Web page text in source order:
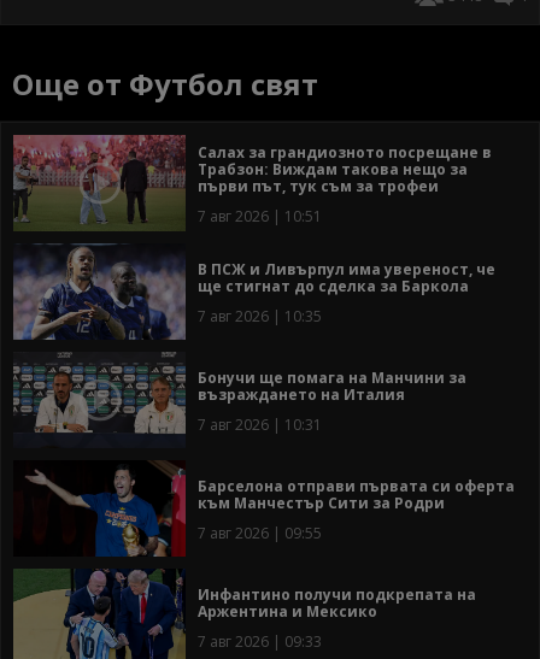
Още от Футбол свят
Салах за грандиозното посрещане в
Трабзон: Виждам такова нещо за
първи път, тук съм за трофеи
7 авг 2026 | 10:51
В ПСЖ и Ливърпул има увереност, че
ще стигнат до сделка за Баркола
7 авг 2026 | 10:35
Бонучи ще помага на Манчини за
възраждането на Италия
7 авг 2026 | 10:31
Барселона отправи първата си оферта
към Манчестър Сити за Родри
7 авг 2026 | 09:55
Инфантино получи подкрепата на
Аржентина и Мексико
7 авг 2026 | 09:33